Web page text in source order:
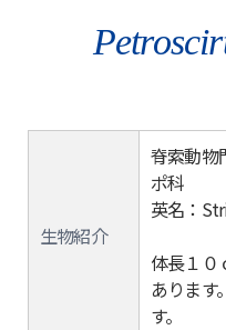
生物紹介
脊索動物
ポ科
英名：
体長１０
あります
す。